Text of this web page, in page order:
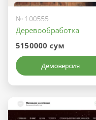
№ 100555
Деревообработка
5150000 сум
Демоверсия